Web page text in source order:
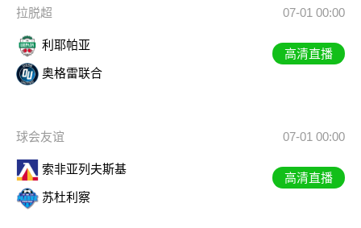
拉脱超 07-01 00:00
利耶帕亚
奥格雷联合
高清直播
球会友谊 07-01 00:00
索非亚列夫斯基
苏杜利察
高清直播